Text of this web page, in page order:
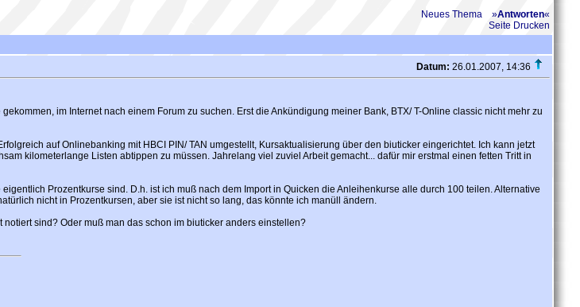
Neues Thema »Antworten«
Seite Drucken
Datum: 26.01.2007, 14:36
im Internet nach einem Forum zu suchen. Erst die Ankündigung meiner Bank, BTX/ T-Online classic nicht mehr zu
auf Onlinebanking mit HBCI PIN/ TAN umgestellt, Kursaktualisierung über den biuticker eingerichtet. Ich kann jetzt
kilometerlange Listen abtippen zu müssen. Jahrelang viel zuviel Arbeit gemacht... dafür mir erstmal einen fetten Tritt in
Prozentkurse sind. D.h. ist ich muß nach dem Import in Quicken die Anleihenkurse alle durch 100 teilen. Alternative
nicht in Prozentkursen, aber sie ist nicht so lang, das könnte ich manüll ändern.
sind? Oder muß man das schon im biuticker anders einstellen?